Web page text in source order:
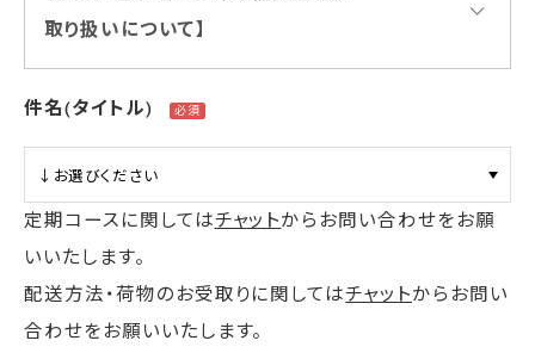
取り扱いについて】
件名(タイトル)
定期コースに関してはチャットからお問い合わせをお願
いいたします。
配送方法・荷物のお受取りに関してはチャットからお問い
合わせをお願いいたします。